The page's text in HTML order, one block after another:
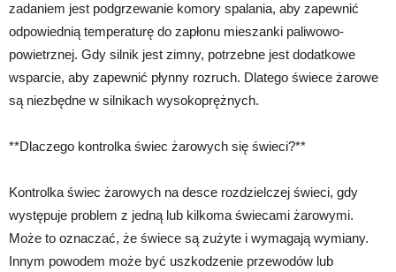
zadaniem jest podgrzewanie komory spalania, aby zapewnić
odpowiednią temperaturę do zapłonu mieszanki paliwowo-
powietrznej. Gdy silnik jest zimny, potrzebne jest dodatkowe
wsparcie, aby zapewnić płynny rozruch. Dlatego świece żarowe
są niezbędne w silnikach wysokoprężnych.
**Dlaczego kontrolka świec żarowych się świeci?**
Kontrolka świec żarowych na desce rozdzielczej świeci, gdy
występuje problem z jedną lub kilkoma świecami żarowymi.
Może to oznaczać, że świece są zużyte i wymagają wymiany.
Innym powodem może być uszkodzenie przewodów lub